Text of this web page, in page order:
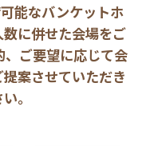
能なバンケットホ
に併せた会場をご
、ご要望に応じて会
案させていただき
。